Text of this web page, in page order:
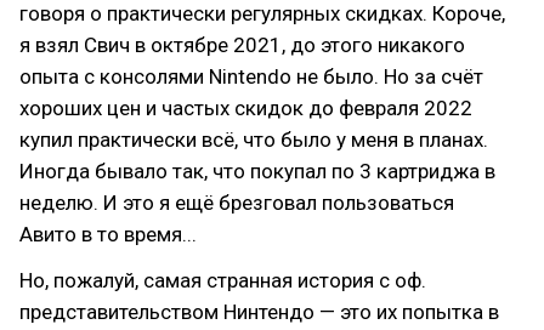
говоря о практически регулярных скидках. Короче,
я взял Свич в октябре 2021, до этого никакого
опыта с консолями Nintendo не было. Но за счёт
хороших цен и частых скидок до февраля 2022
купил практически всё, что было у меня в планах.
Иногда бывало так, что покупал по 3 картриджа в
неделю. И это я ещё брезговал пользоваться
Авито в то время...
Но, пожалуй, самая странная история с оф.
представительством Нинтендо — это их попытка в